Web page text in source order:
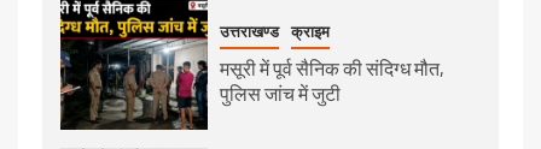
उत्तराखण्ड क्राइम
मसूरी में पूर्व सैनिक की संदिग्ध मौत,
पुलिस जांच में जुटी